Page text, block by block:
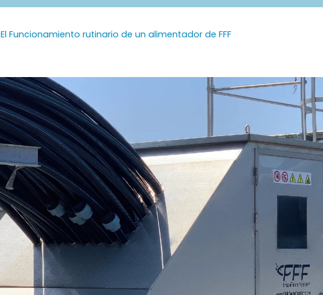
El Funcionamiento rutinario de un alimentador de FFF